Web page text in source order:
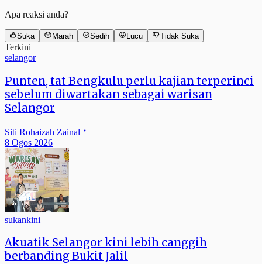
Apa reaksi anda?
Suka Marah Sedih Lucu Tidak Suka
Terkini
selangor
Punten, tat Bengkulu perlu kajian terperinci
sebelum diwartakan sebagai warisan
Selangor
Siti Rohaizah Zainal
8 Ogos 2026
sukankini
Akuatik Selangor kini lebih canggih
berbanding Bukit Jalil